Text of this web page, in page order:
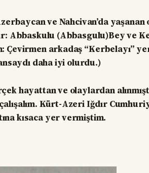
ve Nahcivan’da
Abbaskulu (Abbasgulu)Bey ve
arkadaş “Kerbelayı”
daha iyi olurdu.)
hayattan ve olaylardan
Kürt-Azeri Iğdır
kısaca yer vermiştim.